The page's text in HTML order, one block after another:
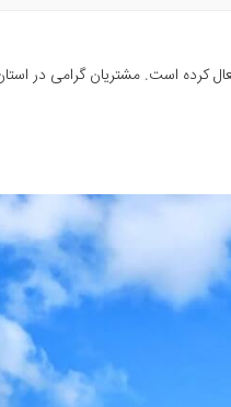
کرده است. مشتریان گرامی در